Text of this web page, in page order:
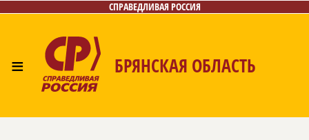
СПРАВЕДЛИВАЯ РОССИЯ
≡ БРЯНСКАЯ ОБЛАСТЬ